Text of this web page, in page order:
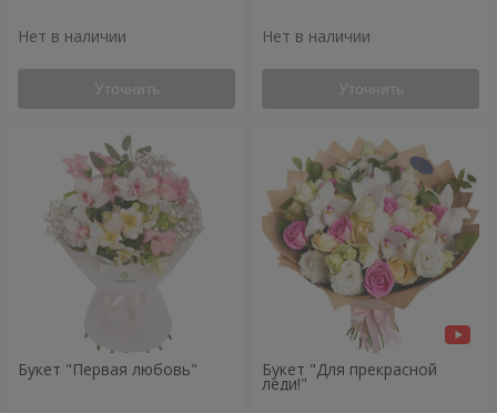
Нет в наличии
Уточнить
Нет в наличии
Уточнить
Букет "Первая любовь" Букет "Для прекрасной
леди!"